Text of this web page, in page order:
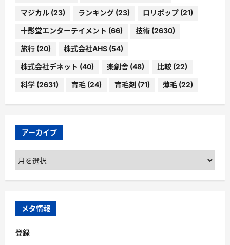
マジカル (23) ランキング (23) ロリポップ (21)
十影堂エンターテイメント (66) 技術 (2630)
旅行 (20) 株式会社AHS (54)
株式会社デネット (40) 楽創舎 (48) 比較 (22)
科学 (2631) 育毛 (24) 育毛剤 (71) 薄毛 (22)
アーカイブ
ア
ー
カ
ブ
メタ情報
登録